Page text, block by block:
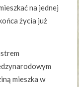
na jednej
życia już
mieszka w